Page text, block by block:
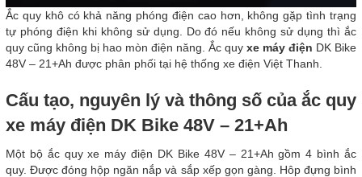
Ắc quy khô có khả năng phóng điện cao hơn, không gặp tình trạng
tự phóng điện khi không sử dụng. Do đó nếu không sử dụng thì ắc
quy cũng không bị hao mòn điện năng. Ắc quy xe máy điện DK Bike
48V – 21+Ah được phân phối tại hệ thống xe điện Việt Thanh.
Cấu tạo, nguyên lý và thông số của ắc quy
xe máy điện DK Bike 48V – 21+Ah
Một bộ ắc quy xe máy điện DK Bike 48V – 21+Ah gồm 4 bình ắc
quy. Được đóng hộp ngăn nắp và sắp xếp gọn gàng. Hôp đựng bình